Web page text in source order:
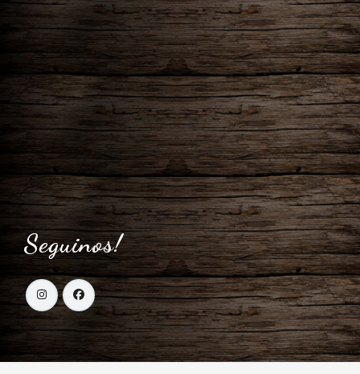
Seguinos!